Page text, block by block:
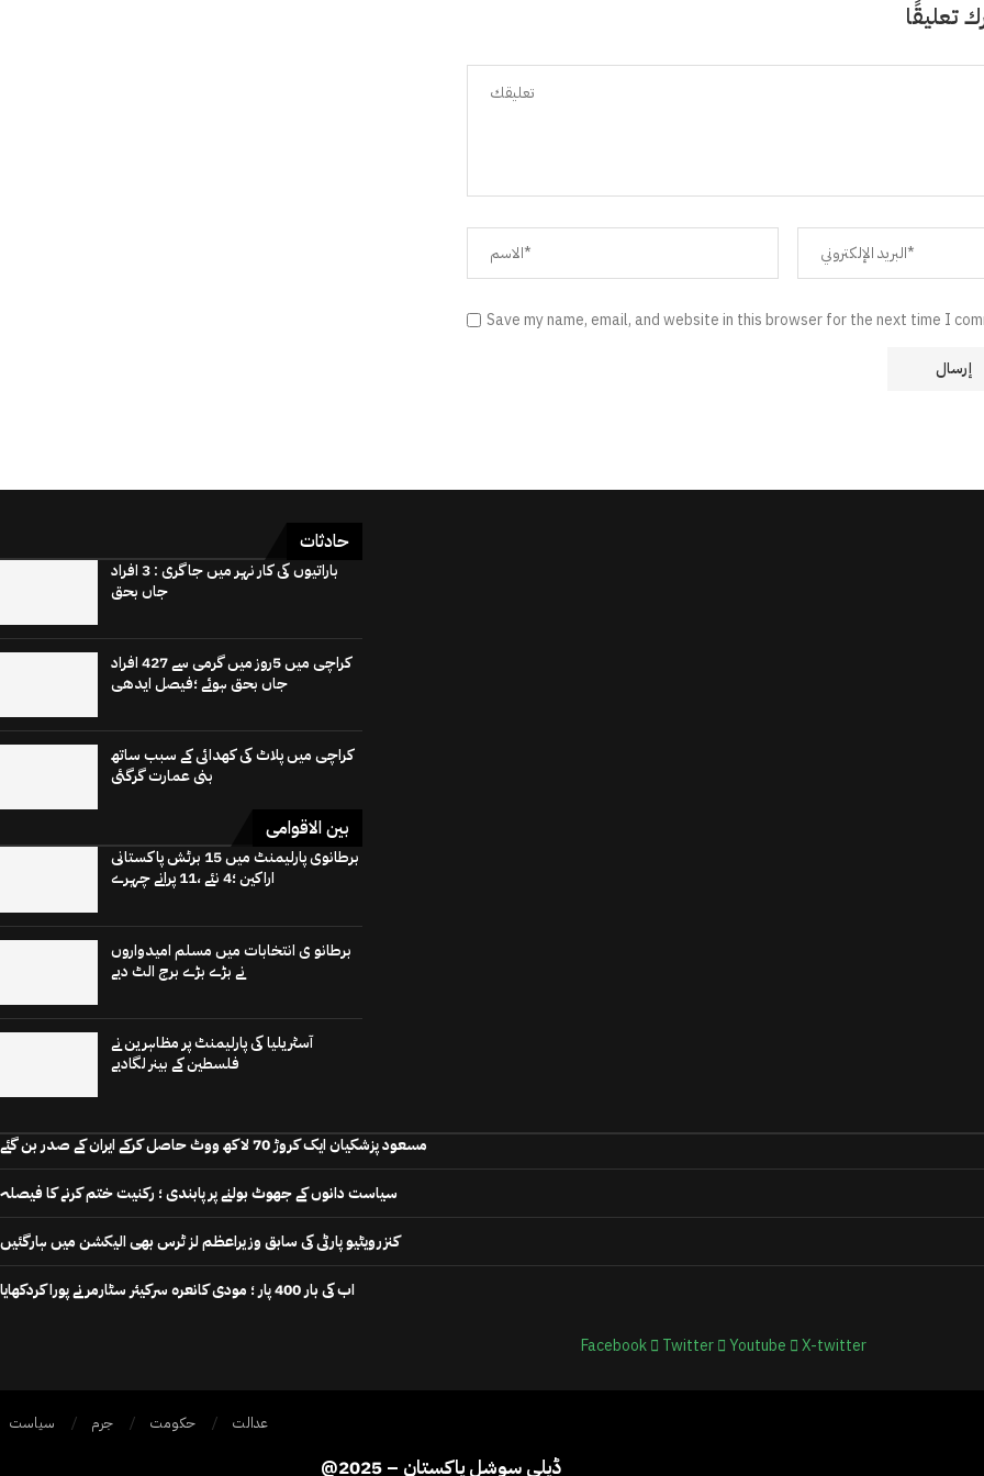
تعليقًا
Save my name, email, and website in this browser for the next time I
حادثات
باراتیوں کی کار نہر میں جاگری : 3 افراد
جاں بحق
کراچی میں 5روز میں گرمی سے 427 افراد
جاں بحق ہوئے ؛فیصل ایدھی
کراچی میں پلاٹ کی کھدائی کے سبب ساتھ
بنی عمارت گرگئی
بین الاقوامی
برطانوی پارلیمنٹ میں 15 برٹش پاکستانی
اراکین ؛4 نئے ،11 پرانے چہرے
برطانو ی انتخابات میں مسلم امیدواروں
نے بڑے بڑے برج الٹ دیے
آسٹریلیا کی پارلیمنٹ پر مظاہرین نے
فلسطین کے بینر لگادیے
مسعود پزشکیان ایک کروڑ 70 لاکھ ووٹ حاصل کرکے ایران کے صدر بن گئے
سیاست دانوں کے جھوٹ بولنے پر پابندی ؛ رکنیت ختم کرنے کا فیصلہ
کنزرویٹیو پارٹی کی سابق وزیراعظم لز ٹرس بھی الیکشن میں ہارگئیں
اب کی بار 400 پار ؛ مودی کانعرہ سرکیئر سٹارمر نے پورا کردکھایا
Facebook Twitter Youtube X-twitter
سیاست جرم حکومت عدالت
@2025 – ڈیلی سوشل پاکستان